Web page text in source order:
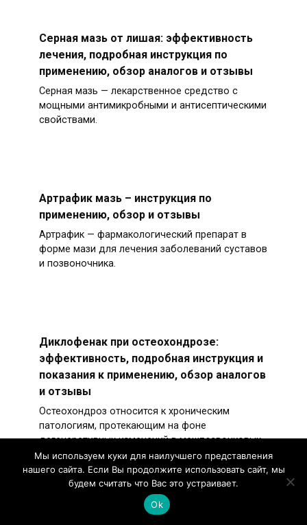
Серная мазь от лишая: эффективность
лечения, подробная инструкция по
применению, обзор аналогов и отзывы
Серная мазь — лекарственное средство с
мощными антимикробными и антисептическими
свойствами.
Артрафик мазь – инструкция по
применению, обзор и отзывы
Артрафик — фармакологический препарат в
форме мази для лечения заболеваний суставов
и позвоночника.
Диклофенак при остеохондрозе:
эффективность, подробная инструкция и
показания к применению, обзор аналогов
и отзывы
Остеохондроз относится к хроническим
патологиям, протекающим на фоне
дегенеративных изменений в межпозвонковых
дисках.
Мы используем куки для наилучшего представления
нашего сайта. Если Вы продолжите использовать сайт, мы
будем считать что Вас это устраивает.
Ok